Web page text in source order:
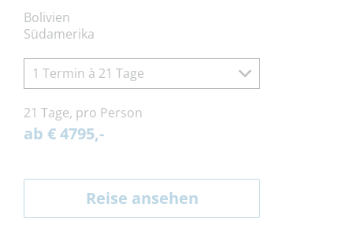
Bolivien
Südamerika
1 Termin à 21 Tage
21 Tage, pro Person
ab € 4795,-
Reise ansehen